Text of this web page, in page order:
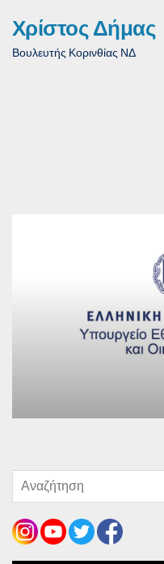
Χρίστος Δήμας
Βουλευτής Κορινθίας ΝΔ